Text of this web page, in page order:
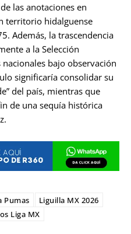
las anotaciones en
territorio hidalguense
Además, la trascendencia
a la Selección
bajo observación
significaría consolidar su
del país, mientras que
de una sequía histórica
Pumas
Liguilla MX 2026
Liga MX